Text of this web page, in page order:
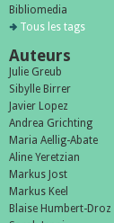
Bibliomedia
Tous les tags
Auteurs
Julie Greub
Sibylle Birrer
Javier Lopez
Andrea Grichting
Maria Aellig-Abate
Aline Yeretzian
Markus Jost
Markus Keel
Blaise Humbert-Droz